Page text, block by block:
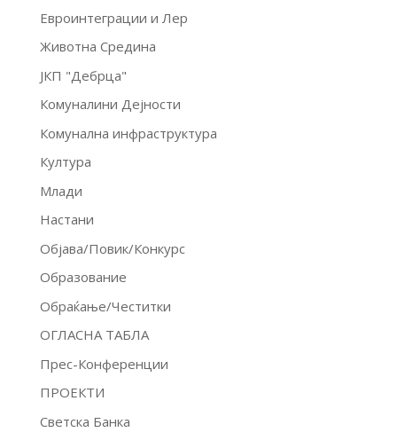
Евроинтеграции и Лер
Животна Средина
ЈКП "Дебрца"
Комуналини Дејности
Комунална инфраструктура
Култура
Млади
Настани
Објава/Повик/Конкурс
Образование
Обраќање/Честитки
ОГЛАСНА ТАБЛА
Прес-Конференции
ПРОЕКТИ
Светска Банка